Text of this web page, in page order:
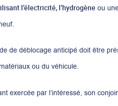
l’électricité, l’hydrogène ou
de déblocage anticipé doit être
ou du véhicule.
exercée par l’intéressé, son